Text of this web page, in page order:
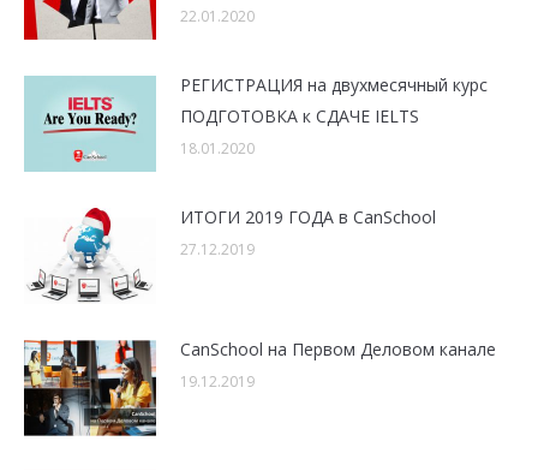
22.01.2020
РЕГИСТРАЦИЯ на двухмесячный курс
ПОДГОТОВКА к СДАЧЕ IELTS
18.01.2020
ИТОГИ 2019 ГОДА в CanSchool
27.12.2019
CanSchool на Первом Деловом канале
19.12.2019